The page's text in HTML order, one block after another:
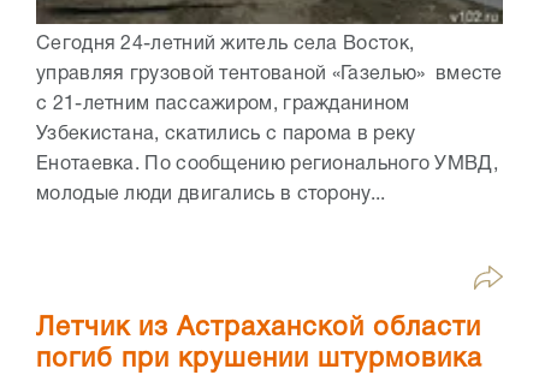
Сегодня 24-летний житель села Восток,
управляя грузовой тентованой «Газелью» вместе
с 21-летним пассажиром, гражданином
Узбекистана, скатились с парома в реку
Енотаевка. По сообщению регионального УМВД,
молодые люди двигались в сторону...
Летчик из Астраханской области
погиб при крушении штурмовика